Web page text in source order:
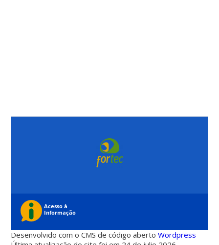
Desenvolvido com o CMS de código abertoWordpress